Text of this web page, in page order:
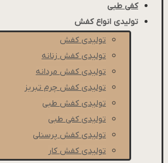
کفی طبی
تولیدی انواع کفش
تولیدی کفش
تولیدی کفش زنانه
تولیدی کفش مردانه
تولیدی کفش چرم تبریز
تولیدی کفش طبی
تولیدی کفی طبی
تولیدی کفش پرسنلی
تولیدی کفش کار